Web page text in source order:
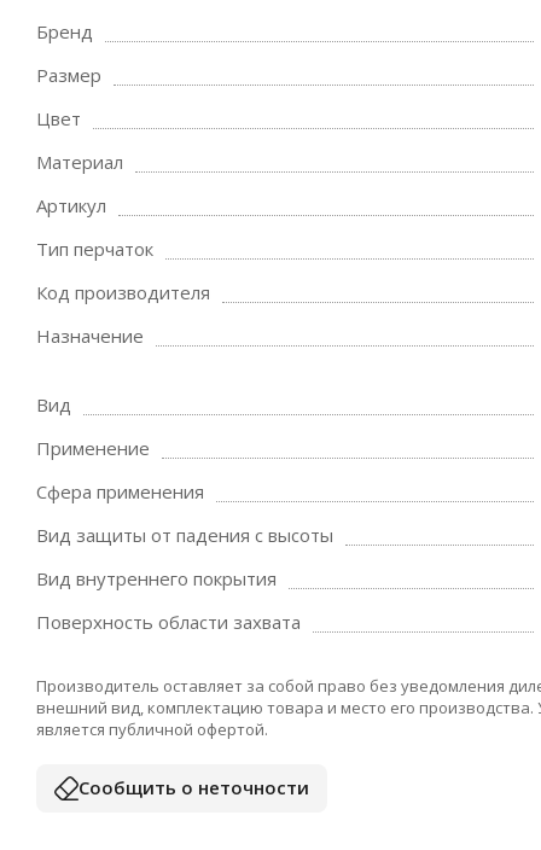
Бренд
Размер
Цвет
Материал
Артикул
Тип перчаток
Код производителя
Назначение
Вид
Применение
Сфера применения
Вид защиты от падения с высоты
Вид внутреннего покрытия
Поверхность области захвата
Производитель оставляет за собой право без уведомления
внешний вид, комплектацию товара и место его
является публичной офертой.
Сообщить о неточности